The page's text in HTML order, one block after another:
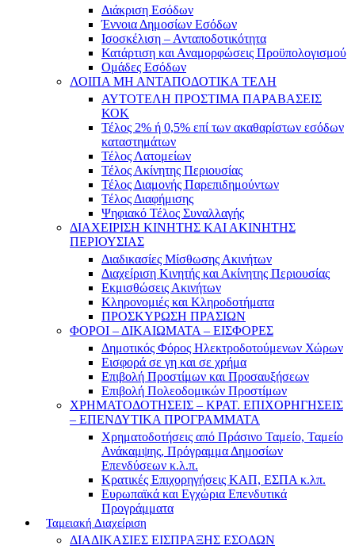
Διάκριση Εσόδων
Έννοια Δημοσίων Εσόδων
Ισοσκέλιση – Ανταποδοτικότητα
Κατάρτιση και Αναμορφώσεις Προϋπολογισμού
Ομάδες Εσόδων
ΛΟΙΠΑ ΜΗ ΑΝΤΑΠΟΔΟΤΙΚΑ ΤΕΛΗ
ΑΥΤΟΤΕΛΗ ΠΡΟΣΤΙΜΑ ΠΑΡΑΒΑΣΕΙΣ
ΚΟΚ
Τέλος 2% ή 0,5% επί των ακαθαρίστων εσόδων
καταστημάτων
Τέλος Λατομείων
Τέλος Ακίνητης Περιουσίας
Τέλος Διαμονής Παρεπιδημούντων
Τέλος Διαφήμισης
Ψηφιακό Τέλος Συναλλαγής
ΔΙΑΧΕΙΡΙΣΗ ΚΙΝΗΤΗΣ ΚΑΙ ΑΚΙΝΗΤΗΣ
ΠΕΡΙΟΥΣΙΑΣ
Διαδικασίες Μίσθωσης Ακινήτων
Διαχείριση Κινητής και Ακίνητης Περιουσίας
Εκμισθώσεις Ακινήτων
Κληρονομιές και Κληροδοτήματα
ΠΡΟΣΚΥΡΩΣΗ ΠΡΑΣΙΩΝ
ΦΟΡΟΙ – ΔΙΚΑΙΩΜΑΤΑ – ΕΙΣΦΟΡΕΣ
Δημοτικός Φόρος Ηλεκτροδοτούμενων Χώρων
Εισφορά σε γη και σε χρήμα
Επιβολή Προστίμων και Προσαυξήσεων
Επιβολή Πολεοδομικών Προστίμων
ΧΡΗΜΑΤΟΔΟΤΗΣΕΙΣ – ΚΡΑΤ. ΕΠΙΧΟΡΗΓΗΣΕΙΣ
– ΕΠΕΝΔΥΤΙΚΑ ΠΡΟΓΡΑΜΜΑΤΑ
Χρηματοδοτήσεις από Πράσινο Ταμείο, Ταμείο
Ανάκαμψης, Πρόγραμμα Δημοσίων
Επενδύσεων κ.λ.π.
Κρατικές Επιχορηγήσεις ΚΑΠ, ΕΣΠΑ κ.λπ.
Ευρωπαϊκά και Εγχώρια Επενδυτικά
Προγράμματα
Ταμειακή Διαχείριση
ΔΙΑΔΙΚΑΣΙΕΣ ΕΙΣΠΡΑΞΗΣ ΕΣΟΔΩΝ